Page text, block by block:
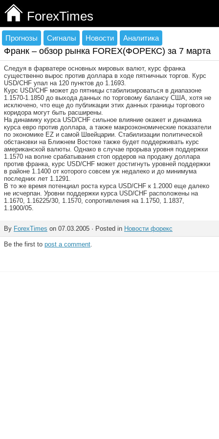
ForexTimes
Прогнозы Сигналы Новости Аналитика
Франк – обзор рынка FOREX(ФОРЕКС) за 7 марта
Следуя в фарватере основных мировых валют, курс франка
существенно вырос против доллара в ходе пятничных торгов. Курс
USD/CHF упал на 120 пунктов до 1.1693.
Курс USD/CHF может до пятницы стабилизироваться в диапазоне
1.1570-1.1850 до выхода данных по торговому балансу США, хотя не
исключено, что еще до публикации этих данных границы торгового
коридора могут быть расширены.
На динамику курса USD/CHF сильное влияние окажет и динамика
курса евро против доллара, а также макроэкономические показатели
по экономике EZ и самой Швейцарии. Стабилизации политической
обстановки на Ближнем Востоке также будет поддерживать курс
американской валюты. Однако в случае прорыва уровня поддержки
1.1570 на волне срабатывания стоп ордеров на продажу доллара
против франка, курс USD/CHF может достигнуть уровней поддержки
в районе 1.1400 от которого совсем уж недалеко и до минимума
последних лет 1.1291.
В то же время потенциал роста курса USD/CHF к 1.2000 еще далеко
не исчерпан. Уровни поддержки курса USD/CHF расположены на
1.1670, 1.16225/30, 1.1570, сопротивления на 1.1750, 1.1837,
1.1900/05.
By ForexTimes on 07.03.2005 · Posted in Новости форекс
Be the first to post a comment.